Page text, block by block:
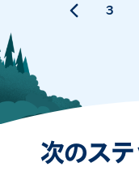
3
次のス